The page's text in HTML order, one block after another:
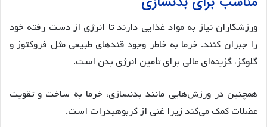
ورزشکاران نیاز به مواد غذایی دارند تا انرژی از دست رفته خود
را جبران کنند. خرما به خاطر وجود قندهای طبیعی مثل فروکتوز و
گلوکز، گزینه‌ای عالی برای تأمین انرژی بدن است.
همچنین در ورزش‌هایی مانند بدنسازی، خرما به ساخت و تقویت
عضلات کمک می‌کند زیرا غنی از کربوهیدرات است.